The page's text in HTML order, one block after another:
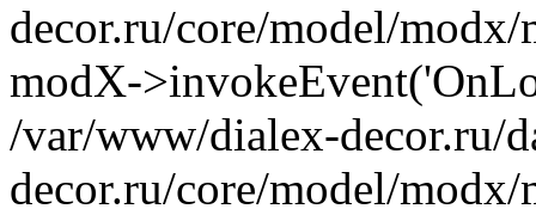
decor.ru/core/model/
modX-
/var/www/dialex-decor.ru/
decor.ru/core/model/